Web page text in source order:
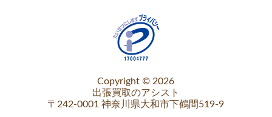
Copyright © 2026
出張買取のアシスト
〒242-0001 神奈川県大和市下鶴間519-9